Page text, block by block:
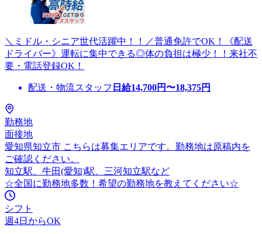
＼ミドル・シニア世代活躍中！！／普通免許でOK！《配送
ドライバー》運転に集中できる◎体の負担は極少！！来社不
要・電話登録OK！
配送・物流スタッフ 日給14,700円〜18,375円
勤務地
面接地
愛知県知立市 こちらは募集エリアです。勤務地は原稿内を
ご確認ください。
知立駅、牛田(愛知)駅、三河知立駅など
☆全国に勤務地多数！希望の勤務地を教えてください☆
シフト
週4日からOK